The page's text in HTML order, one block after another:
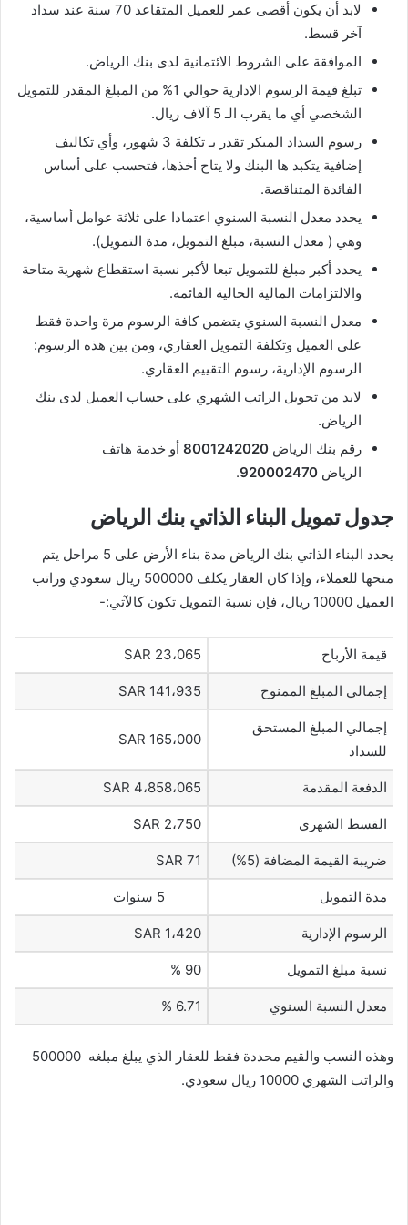
لابد أن يكون أقصى عمر للعميل المتقاعد 70 سنة عند سداد
آخر قسط.
الموافقة على الشروط الائتمانية لدى بنك الرياض.
تبلغ قيمة الرسوم الإدارية حوالي 1% من المبلغ المقدر للتمويل
الشخصي أي ما يقرب الـ 5 آلاف ريال.
رسوم السداد المبكر تقدر بـ تكلفة 3 شهور، وأي تكاليف
إضافية يتكبد ها البنك ولا يتاح أخذها، فتحسب على أساس
الفائدة المتناقصة.
يحدد معدل النسبة السنوي اعتمادا على ثلاثة عوامل أساسية،
وهي ( معدل النسبة، مبلغ التمويل، مدة التمويل).
يحدد أكبر مبلغ للتمويل تبعا لأكبر نسبة استقطاع شهرية متاحة
والالتزامات المالية الحالية القائمة.
معدل النسبة السنوي يتضمن كافة الرسوم مرة واحدة فقط
على العميل وتكلفة التمويل العقاري، ومن بين هذه الرسوم:
الرسوم الإدارية، رسوم التقييم العقاري.
لابد من تحويل الراتب الشهري على حساب العميل لدى بنك
الرياض.
رقم بنك الرياض 8001242020 أو خدمة هاتف
الرياض 920002470
.
جدول تمويل البناء الذاتي بنك الرياض
يحدد البناء الذاتي بنك الرياض مدة بناء الأرض على 5 مراحل يتم
منحها للعملاء، وإذا كان العقار يكلف 500000 ريال سعودي وراتب
العميل 10000 ريال، فإن نسبة التمويل تكون كالآتي:-
قيمة الأرباح SAR 23،065
إجمالي المبلغ الممنوح SAR 141،935
إجمالي المبلغ المستحق
للسداد
SAR 165،000
الدفعة المقدمة SAR 4،858،065
القسط الشهري SAR 2،750
ضريبة القيمة المضافة (5%) SAR 71
مدة التمويل
الرسوم الإدارية SAR 1،420
نسبة مبلغ التمويل 90 %
معدل النسبة السنوي 6.71 %
وهذه النسب والقيم محددة فقط للعقار الذي يبلغ مبلغه 500000
والراتب الشهري 10000 ريال سعودي.